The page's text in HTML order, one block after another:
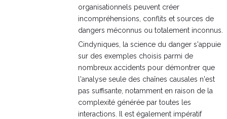
organisationnels peuvent créer
incompréhensions, conflits et sources de
dangers méconnus ou totalement inconnus.
Cindyniques, la science du danger s'appuie
sur des exemples choisis parmi de
nombreux accidents pour démontrer que
l'analyse seule des chaînes causales n'est
pas suffisante, notamment en raison de la
complexité générée par toutes les
interactions. Il est également impératif